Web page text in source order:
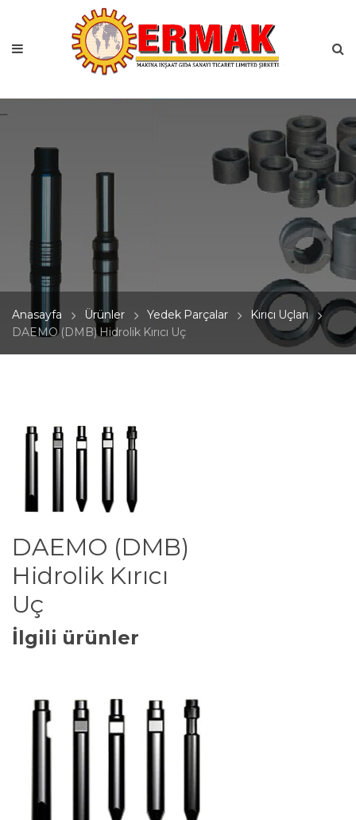
Anasayfa Ürünler Yedek Parçalar
Kırıcı Uçları
DAEMO (DMB) Hidrolik Kırıcı Uç
DAEMO (DMB)
Hidrolik Kırıcı
Uç
İlgili ürünler